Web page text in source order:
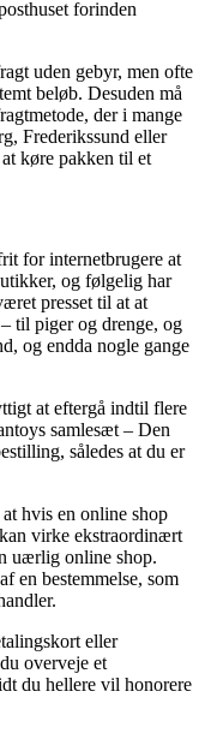
forinden
uden gebyr, men ofte
beløb. Desuden må
der i mange
Frederikssund eller
køre pakken til et
for internetbrugere at
og følgelig har
presset til at at
til piger og drenge, og
og endda nogle gange
at eftergå indtil flere
samlesæt – Den
således at du er
hvis en online shop
virke ekstraordinært
uærlig online shop.
en bestemmelse, som
eller
overveje et
du hellere vil honorere